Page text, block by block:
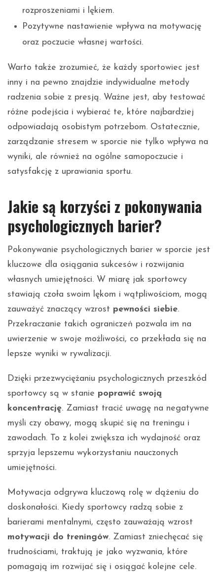
rozproszeniami i lękiem.
Pozytywne nastawienie wpływa na motywację
oraz poczucie własnej wartości.
Warto także zrozumieć, że każdy sportowiec jest
inny i na pewno znajdzie indywidualne metody
radzenia sobie z presją. Ważne jest, aby testować
różne podejścia i wybierać te, które najbardziej
odpowiadają osobistym potrzebom. Ostatecznie,
zarządzanie stresem w sporcie nie tylko wpływa na
wyniki, ale również na ogólne samopoczucie i
satysfakcję z uprawiania sportu.
Jakie są korzyści z pokonywania
psychologicznych barier?
Pokonywanie psychologicznych barier w sporcie jest
kluczowe dla osiągania sukcesów i rozwijania
własnych umiejętności. W miarę jak sportowcy
stawiają czoła swoim lękom i wątpliwościom, mogą
zauważyć znaczący wzrost pewności siebie.
Przekraczanie takich ograniczeń pozwala im na
uwierzenie w swoje możliwości, co przekłada się na
lepsze wyniki w rywalizacji.
Dzięki przezwyciężaniu psychologicznych przeszkód
sportowcy są w stanie poprawić swoją
koncentrację. Zamiast tracić uwagę na negatywne
myśli czy obawy, mogą skupić się na treningu i
zawodach. To z kolei zwiększa ich wydajność oraz
sprzyja lepszemu wykorzystaniu nauczonych
umiejętności.
Motywacja odgrywa kluczową rolę w dążeniu do
doskonałości. Kiedy sportowcy radzą sobie z
barierami mentalnymi, często zauważają wzrost
motywacji do treningów. Zamiast zniechęcać się
trudnościami, traktują je jako wyzwania, które
pomagają im rozwijać się i osiągać kolejne cele.